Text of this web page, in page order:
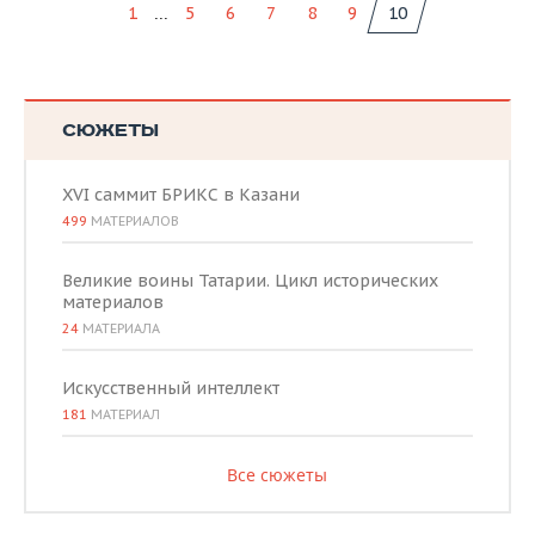
1 ... 5 6 7 8 9 10
СЮЖЕТЫ
XVI саммит БРИКС в Казани
499 МАТЕРИАЛОВ
Великие воины Татарии. Цикл исторических
материалов
24 МАТЕРИАЛА
Искусственный интеллект
181 МАТЕРИАЛ
Все сюжеты